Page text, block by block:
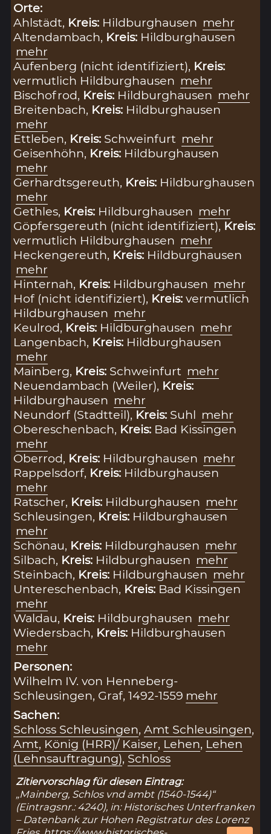
Orte:
Ahlstädt, Kreis: Hildburghausen mehr
Altendambach, Kreis: Hildburghausen
mehr
Aufenberg (nicht identifiziert), Kreis:
vermutlich Hildburghausen mehr
Bischofrod, Kreis: Hildburghausen mehr
Breitenbach, Kreis: Hildburghausen
mehr
Ettleben, Kreis: Schweinfurt mehr
Geisenhöhn, Kreis: Hildburghausen
mehr
Gerhardtsgereuth, Kreis: Hildburghausen
mehr
Gethles, Kreis: Hildburghausen mehr
Göpfersgereuth (nicht identifiziert), Kreis:
vermutlich Hildburghausen mehr
Heckengereuth, Kreis: Hildburghausen
mehr
Hinternah, Kreis: Hildburghausen mehr
Hof (nicht identifiziert), Kreis:vermutlich
Hildburghausen mehr
Keulrod, Kreis: Hildburghausen mehr
Langenbach, Kreis: Hildburghausen
mehr
Mainberg, Kreis: Schweinfurt mehr
Neuendambach (Weiler), Kreis:
Hildburghausen mehr
Neundorf (Stadtteil), Kreis: Suhl mehr
Obereschenbach, Kreis: Bad Kissingen
mehr
Oberrod, Kreis: Hildburghausen mehr
Rappelsdorf, Kreis: Hildburghausen
mehr
Ratscher, Kreis: Hildburghausen mehr
Schleusingen, Kreis: Hildburghausen
mehr
Schönau, Kreis: Hildburghausen mehr
Silbach, Kreis: Hildburghausen mehr
Steinbach, Kreis: Hildburghausen mehr
Untereschenbach, Kreis: Bad Kissingen
mehr
Waldau, Kreis: Hildburghausen mehr
Wiedersbach, Kreis: Hildburghausen
mehr
Personen:
Wilhelm IV. von Henneberg-
Schleusingen, Graf, 1492-1559 mehr
Sachen:
Schloss Schleusingen,Amt Schleusingen,
Amt, König (HRR)/ Kaiser, Lehen, Lehen
(Lehnsauftragung), Schloss
Zitiervorschlag für diesen Eintrag:
„Mainberg, Schlos vnd ambt (1540-1544)“
(Eintragsnr.: 4240), in: Historisches Unterfranken
– Datenbank zur Hohen Registratur des Lorenz